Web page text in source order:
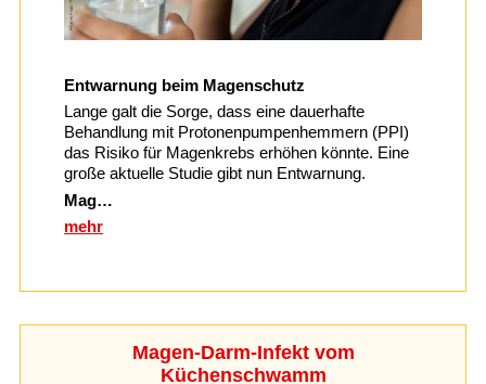
Entwarnung beim Magenschutz
Lange galt die Sorge, dass eine dauerhafte
Behandlung mit Protonenpumpenhemmern (PPI)
das Risiko für Magenkrebs erhöhen könnte. Eine
große aktuelle Studie gibt nun Entwarnung.
Mag…
mehr
Magen-Darm-Infekt vom
Küchenschwamm